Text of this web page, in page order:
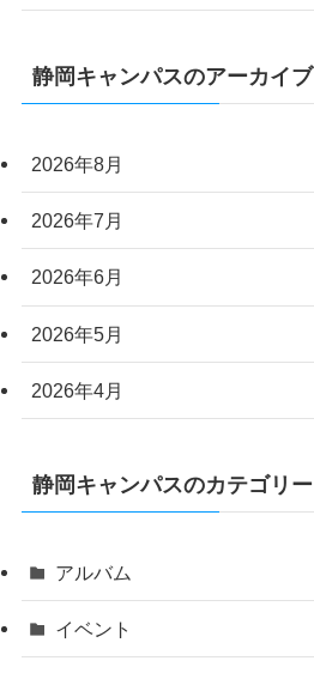
静岡キャンパスのアーカイブ
2026年8月
2026年7月
2026年6月
2026年5月
2026年4月
静岡キャンパスのカテゴリー
アルバム
イベント